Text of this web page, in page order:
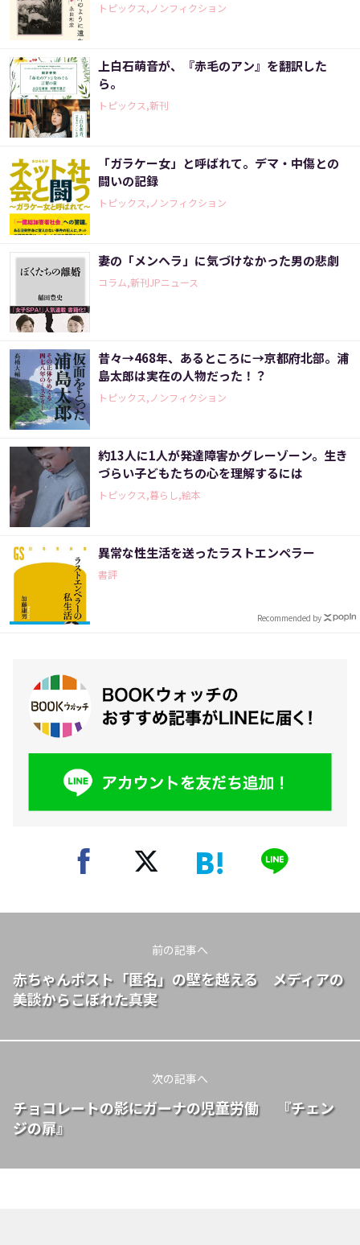
トピックス,ノンフィクション
上白石萌音が、『赤毛のアン』を翻訳した
ら。
トピックス,新刊
「ガラケー女」と呼ばれて。デマ・中傷との
闘いの記録
トピックス,ノンフィクション
妻の「メンヘラ」に気づけなかった男の悲劇
コラム,新刊JPニュース
昔々→468年、あるところに→京都府北部。浦
島太郎は実在の人物だった！？
トピックス,ノンフィクション
約13人に1人が発達障害かグレーゾーン。生き
づらい子どもたちの心を理解するには
トピックス,暮らし,絵本
異常な性生活を送ったラストエンペラー
書評
Recommended by
前の記事へ
赤ちゃんポスト「匿名」の壁を越える メディアの
美談からこぼれた真実
次の記事へ
チョコレートの影にガーナの児童労働 『チェン
ジの扉』